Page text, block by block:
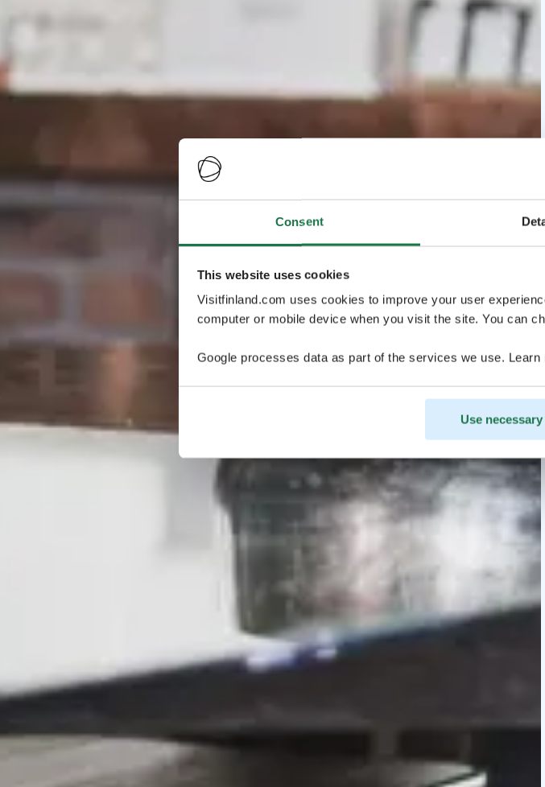
Consent
This website uses cookies
Visitfinland.com uses cookies to improve your user
computer or mobile device when you visit the site. You can
Google processes data as part of the services we use. Learn
Use